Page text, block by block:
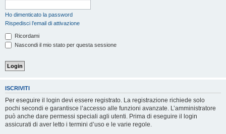
Ho dimenticato la password
Rispedisci l’email di attivazione
Ricordami
Nascondi il mio stato per questa sessione
ISCRIVITI
Per eseguire il login devi essere registrato. La registrazione richiede solo
pochi secondi e garantisce l’accesso alle funzioni avanzate. L’amministratore
può anche dare permessi speciali agli utenti. Prima di eseguire il login
assicurati di aver letto i termini d’uso e le varie regole.